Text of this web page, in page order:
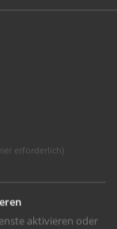
und
laden Sie
erforderlich)
aktivieren oder